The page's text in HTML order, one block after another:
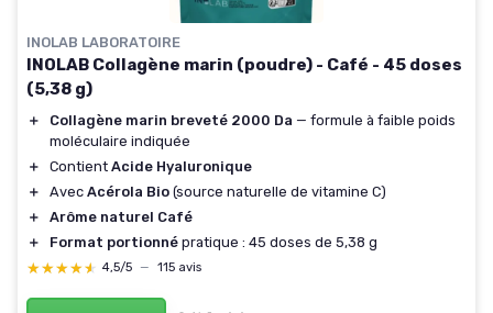
INOLAB LABORATOIRE
INOLAB Collagène marin (poudre) - Café - 45 doses
(5,38 g)
＋ Collagène marin breveté 2000 Da — formule à faible poids
moléculaire indiquée
＋
Contient Acide Hyaluronique
＋
Avec Acérola Bio (source naturelle de vitamine C)
＋
Arôme naturel Café
＋
Format portionné pratique : 45 doses de 5,38 g
★★★★★
★★★★★ 4,5/5 — 115 avis